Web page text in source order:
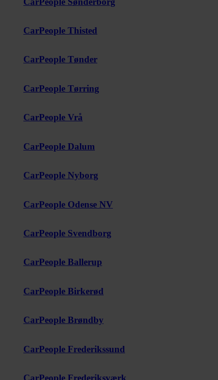
CarPeople Thisted
CarPeople Tønder
CarPeople Tørring
CarPeople Vrå
CarPeople Dalum
CarPeople Nyborg
CarPeople Odense NV
CarPeople Svendborg
CarPeople Ballerup
CarPeople Birkerød
CarPeople Brøndby
CarPeople Frederikssund
CarPeople Frederiksværk